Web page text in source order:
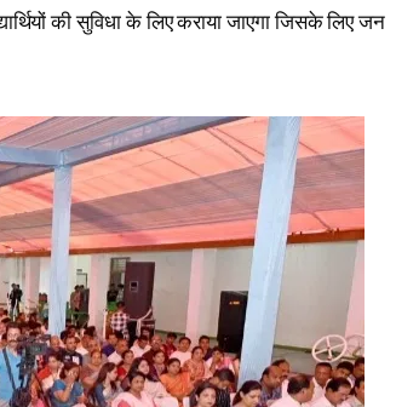
की सुविधा के लिए कराया जाएगा जिसके लिए जन